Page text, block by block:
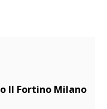
Il Fortino Milano